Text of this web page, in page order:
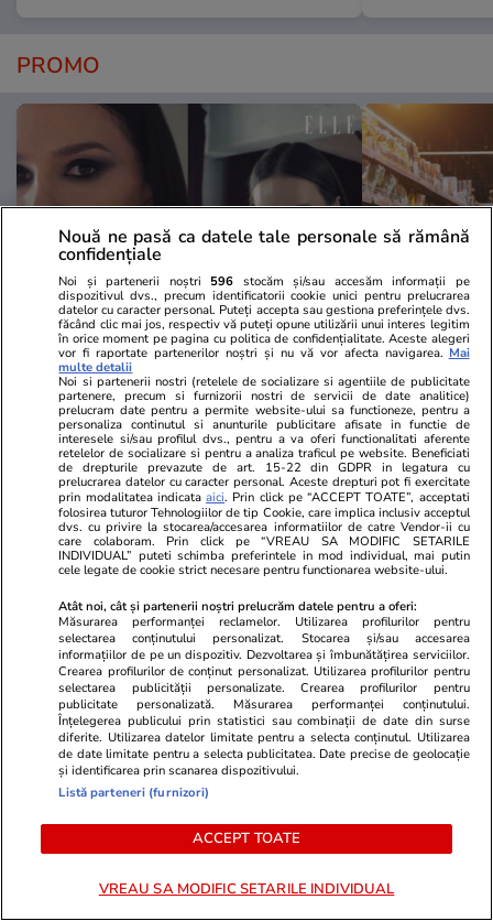
PROMO
Advertorial
Smart is the new chic: Cum ne
ajută tehnologia să ne reinventăm
Advertorial
Înscrie-te
voucher de
PARTENERI
Wowbiz.ro
Dragostea plutește la propriu pe
litoral! Doi îndrăgostiți au
transformat marea într-o scenă
de film romantic. Turiștii prezenți
s-au uitat de două ori
Marculescu.
scaun cu
un
Nouă ne pasă ca datele tale personale să rămână
confidențiale
Noi și partenerii noștri 596 stocăm și/sau accesăm informații pe
dispozitivul dvs., precum identificatorii cookie unici pentru prelucrarea
datelor cu caracter personal. Puteți accepta sau gestiona preferințele dvs.
făcând clic mai jos, respectiv vă puteți opune utilizării unui interes legitim
în orice moment pe pagina cu politica de confidențialitate. Aceste alegeri
vor fi raportate partenerilor noștri și nu vă vor afecta navigarea. Mai
multe detalii
Noi si partenerii nostri (retelele de socializare si agentiile de publicitate
partenere, precum si furnizorii nostri de servicii de date analitice)
prelucram date pentru a permite website-ului sa functioneze, pentru a
personaliza continutul si anunturile publicitare afisate in functie de
interesele si/sau profilul dvs., pentru a va oferi functionalitati aferente
retelelor de socializare si pentru a analiza traficul pe website. Beneficiati
de drepturile prevazute de art. 15-22 din GDPR in legatura cu
prelucrarea datelor cu caracter personal. Aceste drepturi pot fi exercitate
prin modalitatea indicataaici. Prin click pe “ACCEPT TOATE”, acceptati
folosirea tuturor Tehnologiilor de tip Cookie, care implica inclusiv acceptul
dvs. cu privire la stocarea/accesarea informatiilor de catre Vendor-ii cu
care colaboram. Prin click pe “VREAU SA MODIFIC SETARILE
INDIVIDUAL” puteti schimba preferintele in mod individual, mai putin
cele legate de cookie strict necesare pentru functionarea website-ului.
Atât noi, cât și partenerii noștri prelucrăm datele pentru a oferi:
Măsurarea performanței reclamelor. Utilizarea profilurilor pentru
selectarea conținutului personalizat. Stocarea și/sau accesarea
informațiilor de pe un dispozitiv. Dezvoltarea și îmbunătățirea serviciilor.
Crearea profilurilor de conținut personalizat. Utilizarea profilurilor pentru
selectarea publicității personalizate. Crearea profilurilor pentru
publicitate personalizată. Măsurarea performanței conținutului.
Înțelegerea publicului prin statistici sau combinații de date din surse
diferite. Utilizarea datelor limitate pentru a selecta conținutul. Utilizarea
de date limitate pentru a selecta publicitatea. Date precise de geolocație
și identificarea prin scanarea dispozitivului.
Listă parteneri (furnizori)
ACCEPT TOATE
VREAU SA MODIFIC SETARILE INDIVIDUAL